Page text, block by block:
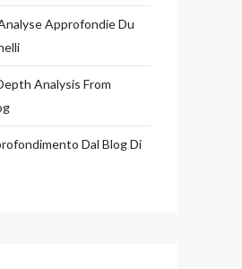
Approfondie Du
Analysis From
Dal Blog Di